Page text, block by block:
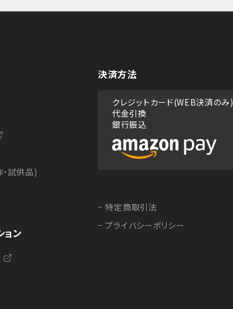
試供品)
ョン
決済方法
クレジットカード(WEB決済のみ)
代金引換
銀行振込
− 特定商取引法
− プライバシーポリシー